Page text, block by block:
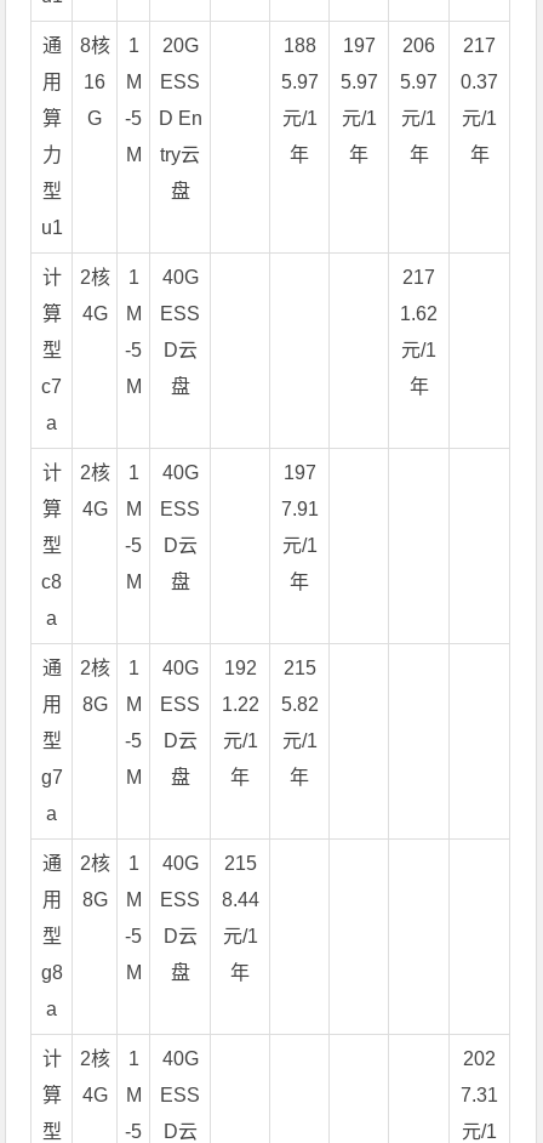
通
用
算
力
型
u1
8核
16
G
1
M
-5
M
20G
ESS
D En
try云
盘
188
5.97
元/1
年
197
5.97
元/1
年
206
5.97
元/1
年
217
0.37
元/1
年
计
算
型
c7
a
2核
4G
1
M
-5
M
40G
ESS
D云
盘
217
1.62
元/1
年
计
算
型
c8
a
2核
4G
1
M
-5
M
40G
ESS
D云
盘
197
7.91
元/1
年
通
用
型
g7
a
2核
8G
1
M
-5
M
40G
ESS
D云
盘
192
1.22
元/1
年
215
5.82
元/1
年
通
用
型
g8
a
2核
8G
1
M
-5
M
40G
ESS
D云
盘
215
8.44
元/1
年
计
算
型
2核
4G
1
M
-5
40G
ESS
D云
202
7.31
元/1